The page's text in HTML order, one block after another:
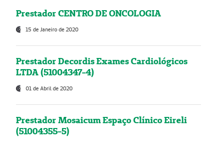
Prestador CENTRO DE ONCOLOGIA
15 de Janeiro de 2020
Prestador Decordis Exames Cardiológicos
LTDA (51004347-4)
01 de Abril de 2020
Prestador Mosaicum Espaço Clínico Eireli
(51004355-5)